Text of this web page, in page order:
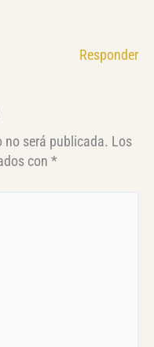
Responder
no será publicada. Los
con *